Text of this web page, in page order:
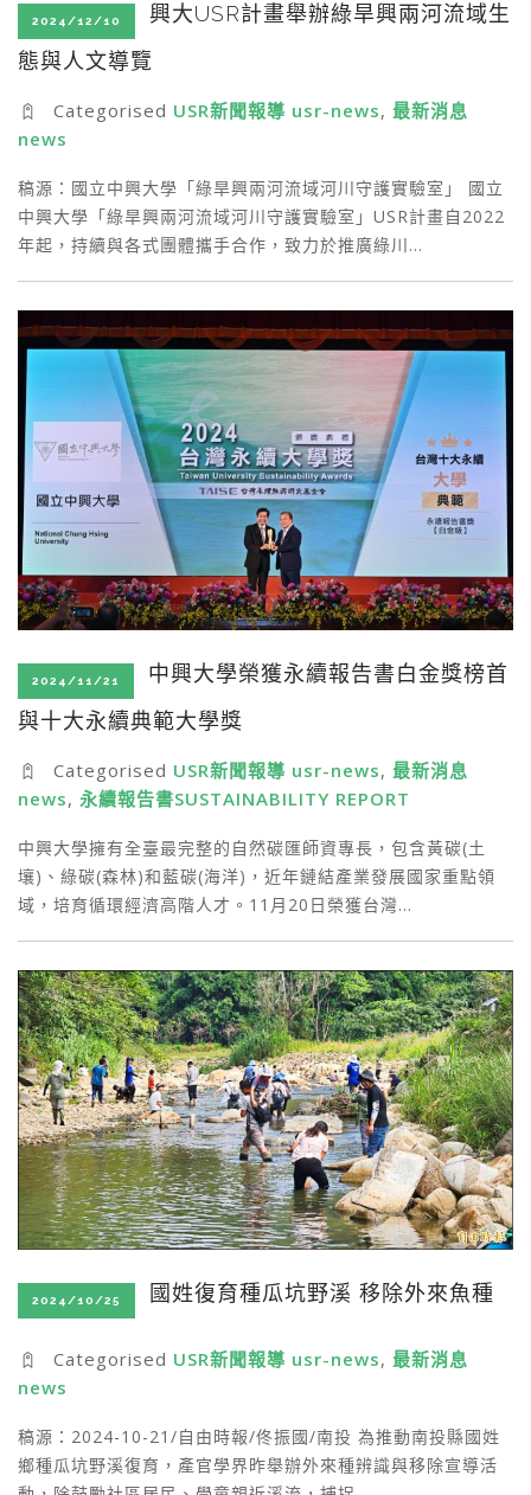
2024/12/10
興大USR計畫舉辦綠旱興兩河流域生
態與人文導覽
Categorised USR新聞報導 usr-news, 最新消息
news
稿源：國立中興大學「綠旱興兩河流域河川守護實驗室」 國立
中興大學「綠旱興兩河流域河川守護實驗室」USR計畫自2022
年起，持續與各式團體攜手合作，致力於推廣綠川…
2024/11/21
中興大學榮獲永續報告書白金獎榜首
與十大永續典範大學獎
Categorised USR新聞報導 usr-news, 最新消息
news, 永續報告書SUSTAINABILITY REPORT
中興大學擁有全臺最完整的自然碳匯師資專長，包含黃碳(土
壤)、綠碳(森林)和藍碳(海洋)，近年鏈結產業發展國家重點領
域，培育循環經濟高階人才。11月20日榮獲台灣…
2024/10/25 國姓復育種瓜坑野溪 移除外來魚種
Categorised USR新聞報導 usr-news, 最新消息
news
稿源：2024-10-21/自由時報/佟振國/南投 為推動南投縣國姓
鄉種瓜坑野溪復育，產官學界昨舉辦外來種辨識與移除宣導活